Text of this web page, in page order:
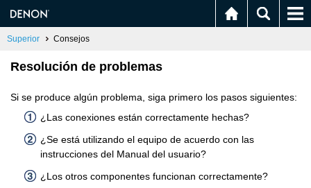
Superior Consejos
Resolución de problemas
Si se produce algún problema, siga primero los pasos siguientes:
¿Las conexiones están correctamente hechas?
¿Se está utilizando el equipo de acuerdo con las
instrucciones del Manual del usuario?
¿Los otros componentes funcionan correctamente?